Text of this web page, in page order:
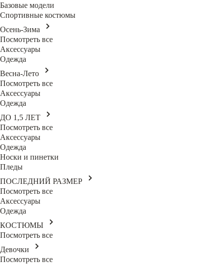
Базовые модели
Спортивные костюмы
Осень-Зима
Посмотреть все
Аксессуары
Одежда
Весна-Лето
Посмотреть все
Аксессуары
Одежда
ДО 1,5 ЛЕТ
Посмотреть все
Аксессуары
Одежда
Носки и пинетки
Пледы
ПОСЛЕДНИЙ РАЗМЕР
Посмотреть все
Аксессуары
Одежда
КОСТЮМЫ
Посмотреть все
Девочки
Посмотреть все